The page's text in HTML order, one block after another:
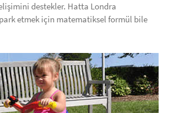
destekler. Hatta Londra
etmek için matematiksel formül bile